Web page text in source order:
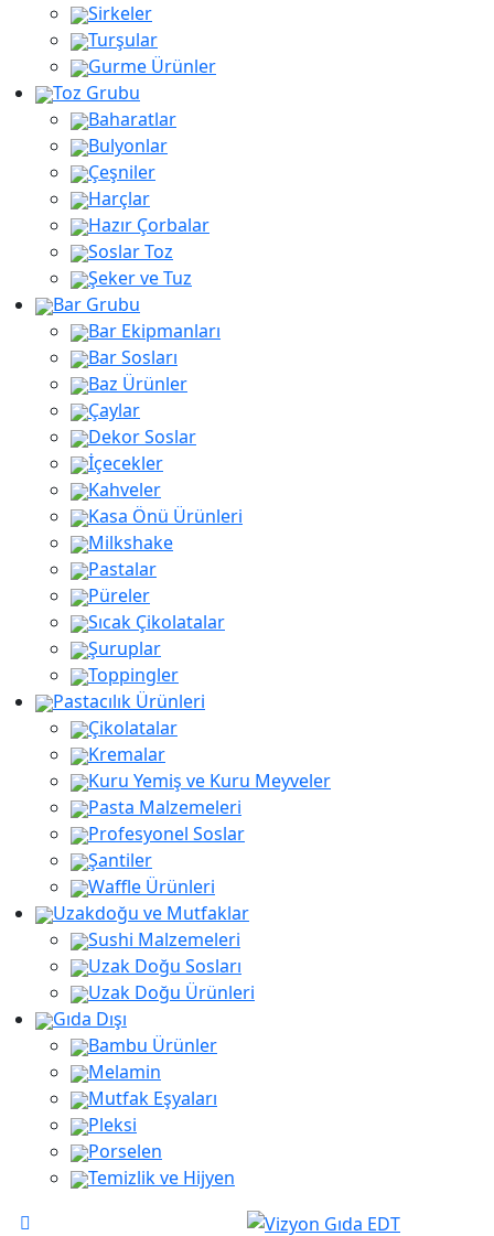
Sirkeler
Turşular
Gurme Ürünler
Toz Grubu
Baharatlar
Bulyonlar
Çeşniler
Harçlar
Hazır Çorbalar
Soslar Toz
Şeker ve Tuz
Bar Grubu
Bar Ekipmanları
Bar Sosları
Baz Ürünler
Çaylar
Dekor Soslar
İçecekler
Kahveler
Kasa Önü Ürünleri
Milkshake
Pastalar
Püreler
Sıcak Çikolatalar
Şuruplar
Toppingler
Pastacılık Ürünleri
Çikolatalar
Kremalar
Kuru Yemiş ve Kuru Meyveler
Pasta Malzemeleri
Profesyonel Soslar
Şantiler
Waffle Ürünleri
Uzakdoğu ve Mutfaklar
Sushi Malzemeleri
Uzak Doğu Sosları
Uzak Doğu Ürünleri
Gıda Dışı
Bambu Ürünler
Melamin
Mutfak Eşyaları
Pleksi
Porselen
Temizlik ve Hijyen